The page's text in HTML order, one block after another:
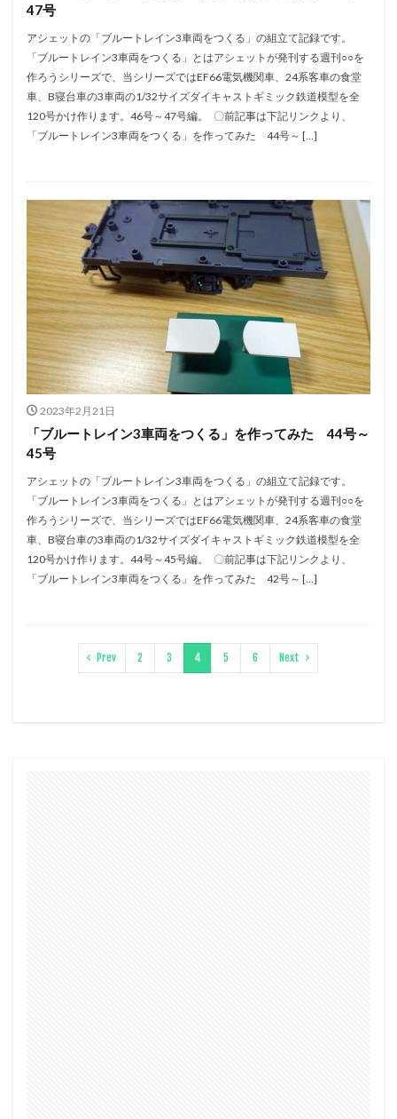
47号
アシェットの「ブルートレイン3車両をつくる」の組立て記録です。
「ブルートレイン3車両をつくる」とはアシェットが発刊する週刊○○を
作ろうシリーズで、当シリーズではEF66電気機関車、24系客車の食堂
車、B寝台車の3車両の1/32サイズダイキャストギミック鉄道模型を全
120号かけ作ります。46号～47号編。 〇前記事は下記リンクより、
「ブルートレイン3車両をつくる」を作ってみた 44号～ […]
2023年2月21日
「ブルートレイン3車両をつくる」を作ってみた 44号～
45号
アシェットの「ブルートレイン3車両をつくる」の組立て記録です。
「ブルートレイン3車両をつくる」とはアシェットが発刊する週刊○○を
作ろうシリーズで、当シリーズではEF66電気機関車、24系客車の食堂
車、B寝台車の3車両の1/32サイズダイキャストギミック鉄道模型を全
120号かけ作ります。44号～45号編。 〇前記事は下記リンクより、
「ブルートレイン3車両をつくる」を作ってみた 42号～ […]
Prev 2 3 4 5 6 Next